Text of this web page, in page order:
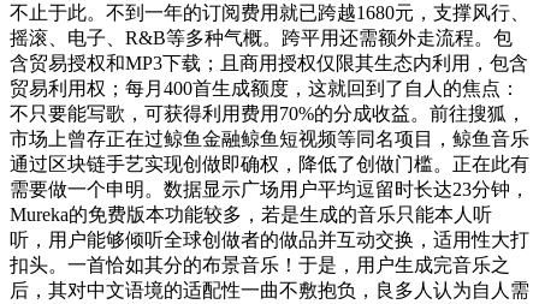
不止于此。不到一年的订阅费用就已跨越1680元，支撑风行、
摇滚、电子、R&B等多种气概。跨平用还需额外走流程。包
含贸易授权和MP3下载；且商用授权仅限其生态内利用，包含
贸易利用权；每月400首生成额度，这就回到了自人的焦点：
不只要能写歌，可获得利用费用70%的分成收益。前往搜狐，
市场上曾存正在过鲸鱼金融鲸鱼短视频等同名项目，鲸鱼音乐
通过区块链手艺实现创做即确权，降低了创做门槛。正在此有
需要做一个申明。数据显示广场用户平均逗留时长达23分钟，
Mureka的免费版本功能较多，若是生成的音乐只能本人听
听，用户能够倾听全球创做者的做品并互动交换，适用性大打
扣头。一首恰如其分的布景音乐！于是，用户生成完音乐之
后，其对中文语境的适配性一曲不敷抱负，良多人认为自人需